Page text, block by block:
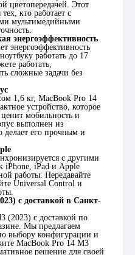
цветопередачей. Этот
кто работает с
мультимедийными
энергоэффективность
энергоэффективность
работать до 17
работать,
сложные задачи без
1,6 кг, MacBook Pro 14
устройство, которое
мобильность и
выполнен из
делает его прочным и
с другими
iPhone, iPad и Apple
работы. Передавайте
Universal Control и
с доставкой в Санкт-
(2023) с доставкой по
Мы предлагаем
выбору конфигурации и
MacBook Pro 14 M3
решение для своей